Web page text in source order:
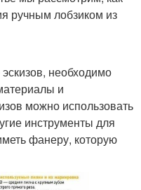
ручным лобзиком из
необходимо
и
можно использовать
инструменты для
фанеру, которую